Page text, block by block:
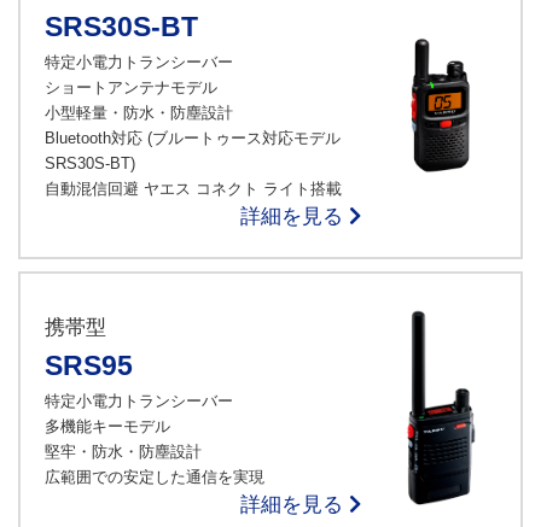
SRS30S-BT
特定小電力トランシーバー
ショートアンテナモデル
小型軽量・防水・防塵設計
Bluetooth対応 (ブルートゥース対応モデル
SRS30S-BT)
自動混信回避 ヤエス コネクト ライト搭載
詳細を見る
携帯型
SRS95
特定小電力トランシーバー
多機能キーモデル
堅牢・防水・防塵設計
広範囲での安定した通信を実現
詳細を見る